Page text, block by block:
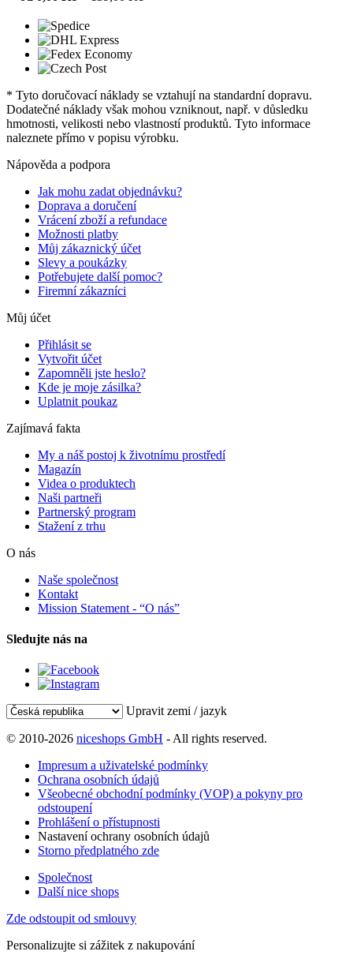
* Tyto doručovací náklady se vztahují na standardní dopravu.
Dodatečné náklady však mohou vzniknout, např. v důsledku
hmotnosti, velikosti nebo vlastností produktů. Tyto informace
naleznete přímo v popisu výrobku.
Nápověda a podpora
Jak mohu zadat objednávku?
Doprava a doručení
Vrácení zboží a refundace
Možnosti platby
Můj zákaznický účet
Slevy a poukázky
Potřebujete další pomoc?
Firemní zákazníci
Můj účet
Přihlásit se
Vytvořit účet
Zapomněli jste heslo?
Kde je moje zásilka?
Uplatnit poukaz
Zajímavá fakta
My a náš postoj k životnímu prostředí
Magazín
Videa o produktech
Naši partneři
Partnerský program
Stažení z trhu
O nás
Naše společnost
Kontakt
Mission Statement - “O nás”
Sledujte nás na
Upravit zemi / jazyk
© 2010-2026 niceshops GmbH - All rights reserved.
Impresum a uživatelské podmínky
Ochrana osobních údajů
Všeobecné obchodní podmínky (VOP) a pokyny pro
odstoupení
Prohlášení o přístupnosti
Nastavení ochrany osobních údajů
Storno předplatného zde
Společnost
Další nice shops
Zde odstoupit od smlouvy
Personalizujte si zážitek z nakupování